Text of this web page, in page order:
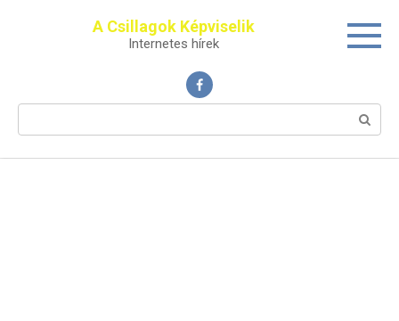
A Csillagok Képviselik
Internetes hírek
Поиск: